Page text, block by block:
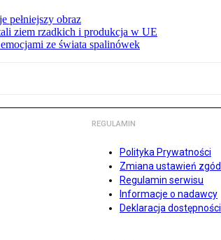
pełniejszy obraz
ziem rzadkich i produkcja w UE
ze świata spalinówek
REGULAMIN
Polityka Prywatności
Zmiana ustawień zgód
Regulamin serwisu
Informacje o nadawcy
Deklaracja dostępności